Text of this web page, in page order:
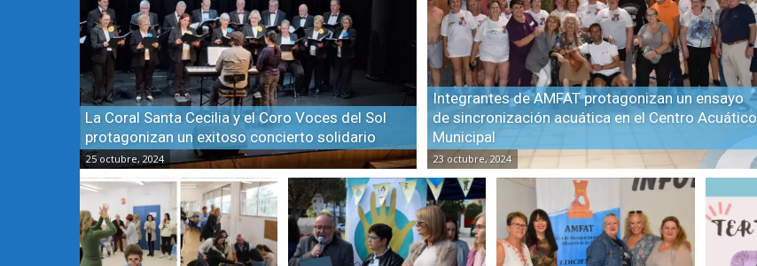
La Coral Santa Cecilia y el Coro Voces del Sol
protagonizan un exitoso concierto solidario
25 octubre, 2024
Integrantes de AMFAT protagonizan un ensayo
de sincronización acuática en el Centro Acuático
Municipal
23 octubre, 2024